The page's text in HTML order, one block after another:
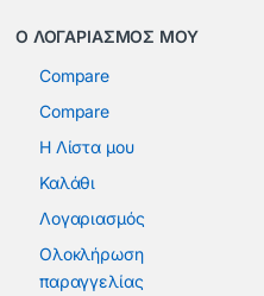
Ο ΛΟΓΑΡΙΑΣΜΟΣ ΜΟΥ
Compare
Compare
Η Λίστα μου
Καλάθι
Λογαριασμός
Ολοκλήρωση
παραγγελίας